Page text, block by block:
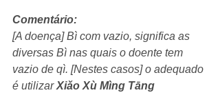
Comentário:
[A doença] Bì com vazio, significa as
diversas Bì nas quais o doente tem
vazio de qì. [Nestes casos] o adequado
é utilizar Xiǎo Xù Mìng Tāng